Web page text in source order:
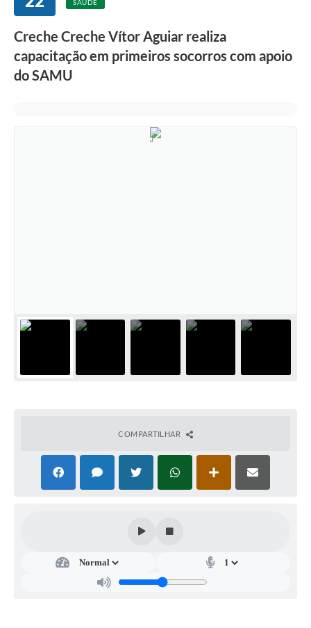
Servidor
Transparência
Enfrentando o COVID-19
SAÚDE
Creche Creche Vítor Aguiar realiza
capacitação em primeiros socorros com apoio
do SAMU
COMPARTILHAR